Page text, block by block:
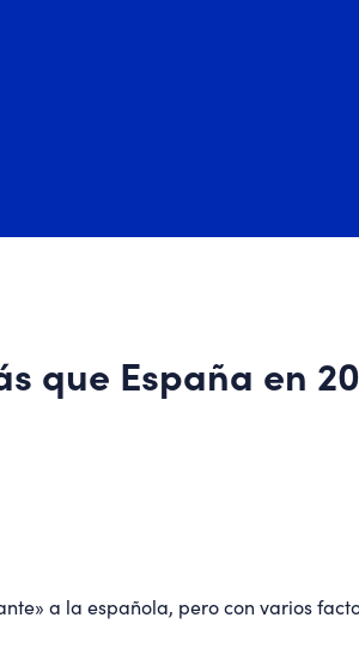
que España en
a la española, pero con varios